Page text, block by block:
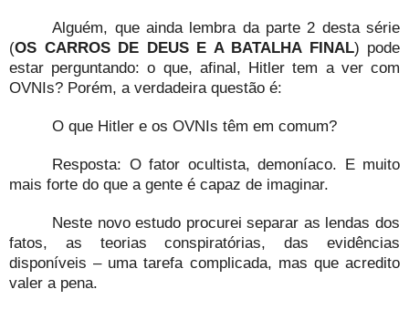
Alguém, que ainda lembra da parte 2 desta série
(OS CARROS DE DEUS E A BATALHA FINAL) pode
estar perguntando: o que, afinal, Hitler tem a ver com
OVNIs? Porém, a verdadeira questão é:
O que Hitler e os OVNIs têm em comum?
Resposta: O fator ocultista, demoníaco. E muito
mais forte do que a gente é capaz de imaginar.
Neste novo estudo procurei separar as lendas dos
fatos, as teorias conspiratórias, das evidências
disponíveis – uma tarefa complicada, mas que acredito
valer a pena.